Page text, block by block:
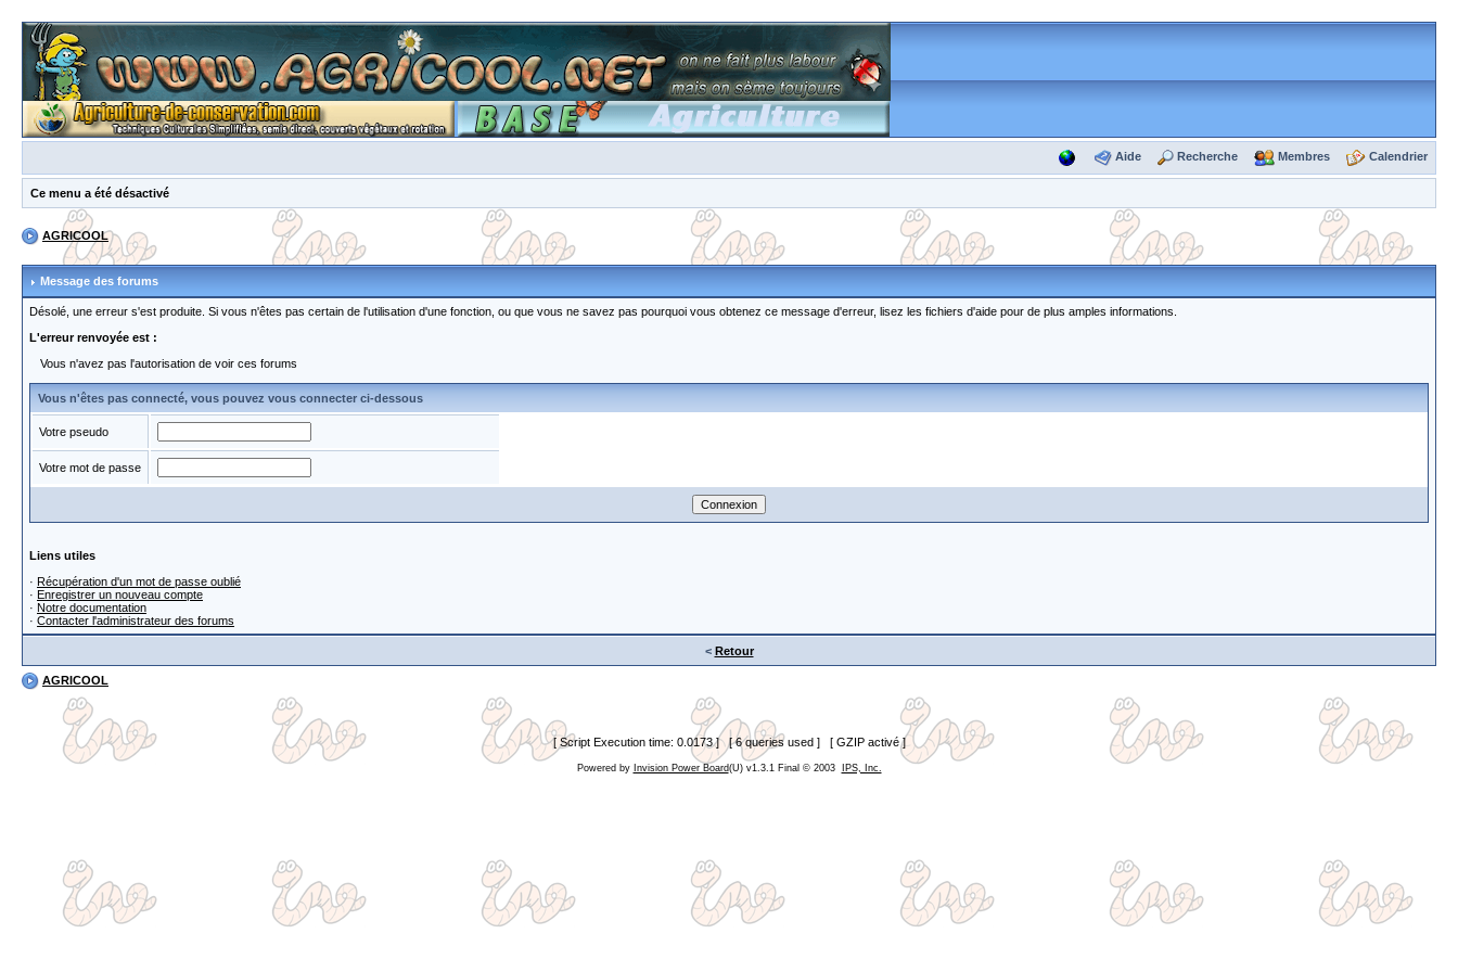
Aide Recherche Membres Calendrier
Ce menu a été désactivé
AGRICOOL
Message des forums
Désolé, une erreur s'est produite. Si vous n'êtes pas certain de l'utilisation d'une fonction, ou que vous ne savez pas pourquoi vous obtenez ce message d'erreur, lisez les fichiers d'aide pour de plus amples informations.
L'erreur renvoyée est :
Vous n'avez pas l'autorisation de voir ces forums
Vous n'êtes pas connecté, vous pouvez vous connecter ci-dessous
Votre pseudo
Votre mot de passe
Liens utiles
· Récupération d'un mot de passe oublié
· Enregistrer un nouveau compte
· Notre documentation
· Contacter l'administrateur des forums
< Retour
AGRICOOL
[ Script Execution time: 0.0173 ] [ 6 queries used ] [ GZIP activé ]
Powered by Invision Power Board(U) v1.3.1 Final © 2003 IPS, Inc.